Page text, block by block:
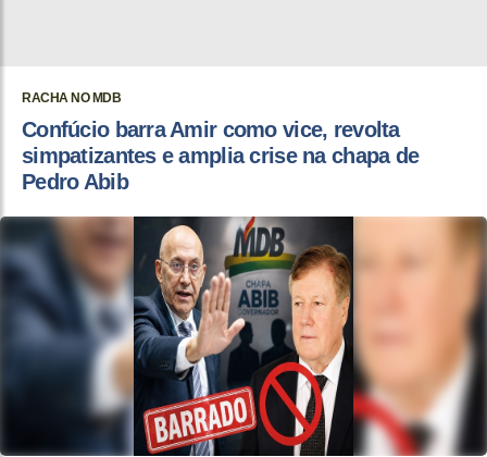
RACHA NO MDB
Confúcio barra Amir como vice, revolta
simpatizantes e amplia crise na chapa de
Pedro Abib